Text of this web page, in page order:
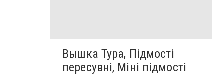
Вышка Тура, Підмості
пересувні, Міні підмості